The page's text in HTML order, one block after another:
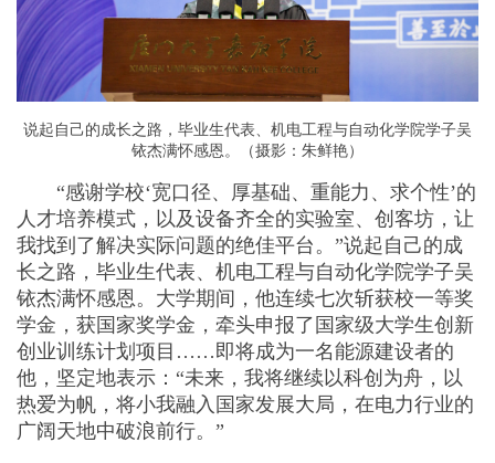
说起自己的成长之路，毕业生代表、机电工程与自动化学院学子吴
铱杰满怀感恩。（摄影：朱鲜艳）
“感谢学校‘宽口径、厚基础、重能力、求个性’的
人才培养模式，以及设备齐全的实验室、创客坊，让
我找到了解决实际问题的绝佳平台。”说起自己的成
长之路，毕业生代表、机电工程与自动化学院学子吴
铱杰满怀感恩。大学期间，他连续七次斩获校一等奖
学金，获国家奖学金，牵头申报了国家级大学生创新
创业训练计划项目……即将成为一名能源建设者的
他，坚定地表示：“未来，我将继续以科创为舟，以
热爱为帆，将小我融入国家发展大局，在电力行业的
广阔天地中破浪前行。”